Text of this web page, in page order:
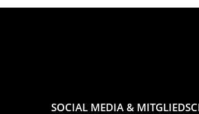
SOCIAL MEDIA &